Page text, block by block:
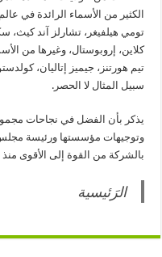
الكثير من الأسماء الرائدة في عالم
تومي هيلفيغر، تشارلز آند كيث،
كلاين، إروبوستال، وغيرها من
تيم هورتنز، جيميز إتاليان،
سبيل المثال لا الحصر.
يذكر بأن الفضل في نجاحات مجموعة
وتوجيهات مؤسستها ورئيسة مجلس
بالشركة من القوة إلى الأقوى منذ
الرَئيسية